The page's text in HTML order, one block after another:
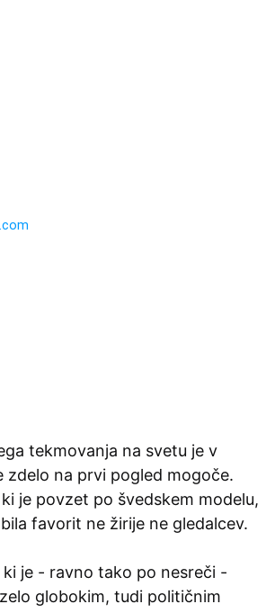
tekmovanja na svetu je v
zdelo na prvi pogled mogoče.
je povzet po švedskem modelu,
favorit ne žirije ne gledalcev.
je - ravno tako po nesreči -
globokim, tudi političnim